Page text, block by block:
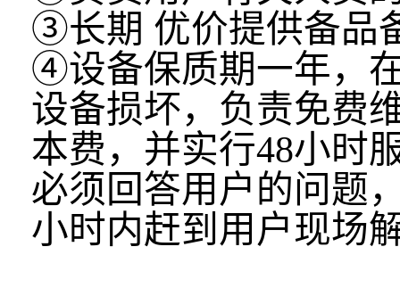
③长期 优价提供备品
④设备保质期一年，
设备损坏，负责免费
本费，并实行48小时
必须回答用户的问题
小时内赶到用户现场